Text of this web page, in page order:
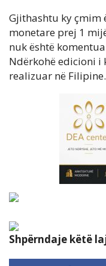
Gjithashtu ky çmim
monetare prej 1
nuk është
Ndërkohë edicioni i
realizuar në Filipine.
Shpërndaje këtë